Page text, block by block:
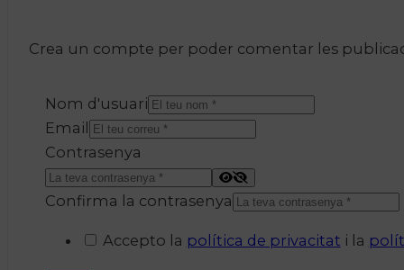
Crea un compte per poder comentar les
Nom d'usuari
Email
Contrasenya
Confirma la contrasenya
Accepto la política de privacitat i la